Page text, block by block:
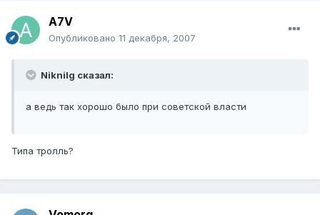
A7V
Опубликовано 11 декабря, 2007
Niknilg сказал:
а ведь так хорошо было при советской власти
Типа тролль?